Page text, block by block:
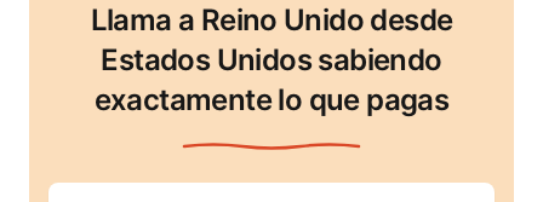
Llama a Reino Unido desde
Estados Unidos sabiendo
exactamente lo que pagas